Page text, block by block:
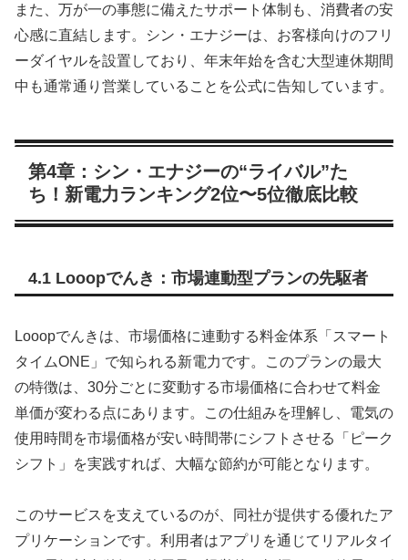
また、万が一の事態に備えたサポート体制も、消費者の安
心感に直結します。シン・エナジーは、お客様向けのフリ
ーダイヤルを設置しており、年末年始を含む大型連休期間
中も通常通り営業していることを公式に告知しています。
第4章：シン・エナジーの“ライバル”た
ち！新電力ランキング2位〜5位徹底比較
4.1 Looopでんき：市場連動型プランの先駆者
Looopでんきは、市場価格に連動する料金体系「スマート
タイムONE」で知られる新電力です。このプランの最大
の特徴は、30分ごとに変動する市場価格に合わせて料金
単価が変わる点にあります。この仕組みを理解し、電気の
使用時間を市場価格が安い時間帯にシフトさせる「ピーク
シフト」を実践すれば、大幅な節約が可能となります。
このサービスを支えているのが、同社が提供する優れたア
プリケーションです。利用者はアプリを通じてリアルタイ